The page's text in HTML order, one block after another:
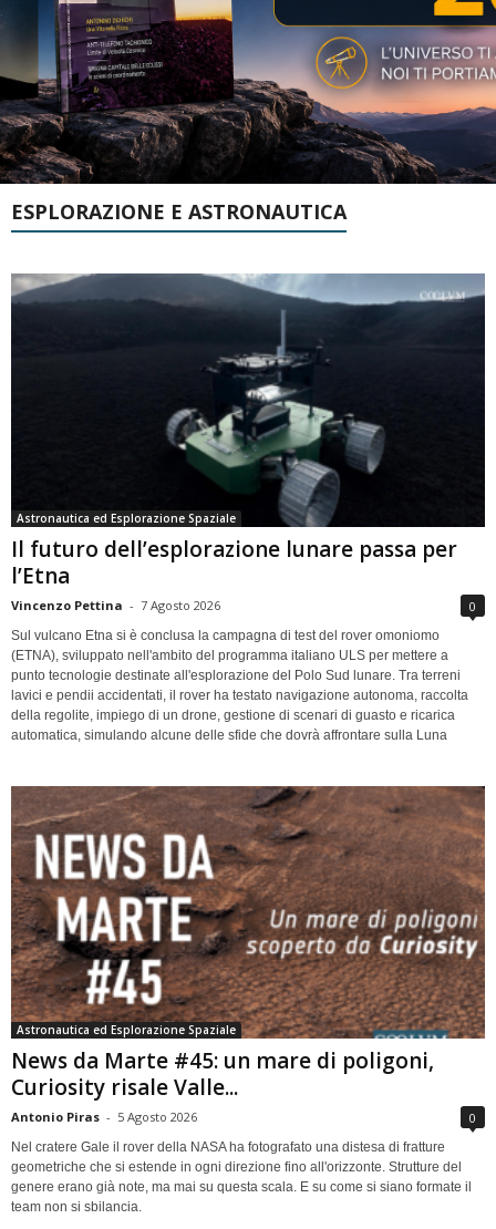
ESPLORAZIONE E ASTRONAUTICA
Astronautica ed Esplorazione Spaziale
Il futuro dell’esplorazione lunare passa per
l’Etna
Vincenzo Pettina - 7 Agosto 2026 0
Sul vulcano Etna si è conclusa la campagna di test del rover omoniomo
(ETNA), sviluppato nell'ambito del programma italiano ULS per mettere a
punto tecnologie destinate all'esplorazione del Polo Sud lunare. Tra terreni
lavici e pendii accidentati, il rover ha testato navigazione autonoma, raccolta
della regolite, impiego di un drone, gestione di scenari di guasto e ricarica
automatica, simulando alcune delle sfide che dovrà affrontare sulla Luna
Astronautica ed Esplorazione Spaziale
News da Marte #45: un mare di poligoni,
Curiosity risale Valle...
Antonio Piras - 5 Agosto 2026 0
Nel cratere Gale il rover della NASA ha fotografato una distesa di fratture
geometriche che si estende in ogni direzione fino all'orizzonte. Strutture del
genere erano già note, ma mai su questa scala. E su come si siano formate il
team non si sbilancia.